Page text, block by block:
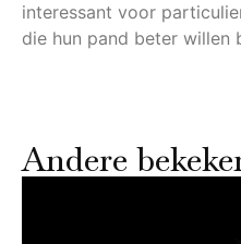
interessant voor
die hun pand beter willen
Andere